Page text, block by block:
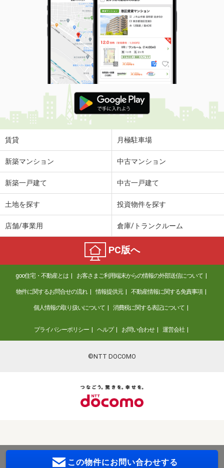
賃貸 月極駐車場
新築マンション 中古マンション
新築一戸建て 中古一戸建て
土地を探す 投資物件を探す
店舗/事業用 倉庫/トランクルーム
PC版へ
goo住宅・不動産とは お客さまご利用端末からの情報の外部送信について
物件に関するお問合せの流れ 情報提供元 不動産情報に関する免責事項
個人情報の取り扱いについて 消費税に関する表記について
プライバシーポリシー ヘルプ お問い合わせ 運営会社
©NTT DOCOMO
この物件にお問い合わせする